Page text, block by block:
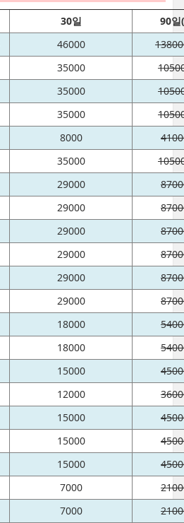
30일
90일
46000
35000
35000
35000
8000
35000
29000
29000
29000
29000
29000
29000
18000
18000
15000
12000
15000
15000
15000
7000
7000